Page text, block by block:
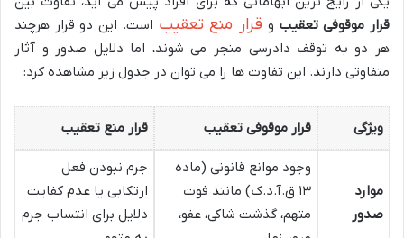
قرار موقوفی تعقیب و قرار منع تعقیب است. این دو قرار هرچند
هر دو به توقف دادرسی منجر می شوند، اما دلایل صدور و آثار
متفاوتی دارند. این تفاوت ها را می توان در جدول زیر مشاهده کرد:
ویژگی قرار موقوفی تعقیب قرار منع تعقیب
موارد
صدور
وجود موانع قانونی (ماده
۱۳ ق.آ.د.ک) مانند فوت
متهم، گذشت شاکی، عفو،
جرم نبودن فعل
ارتکابی یا عدم کفایت
دلایل برای انتساب جرم